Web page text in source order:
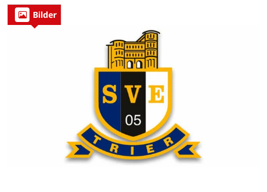
Bilder